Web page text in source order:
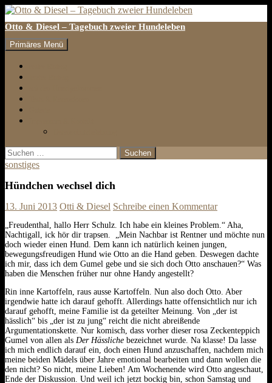
Otto & Diesel – Tagebuch zweier Hundeleben
Suchen
Primäres Menü
Inhalt
Suchen
nach:
sonstiges
Hündchen wechsel dich
13. Juni 2013 Otti & Diesel Schreibe einen Kommentar
„Freudenthal, hallo Herr Schulz. Ich habe ein kleines Problem.“ Aha,
Nachtigall, ick hör dir trapsen. „Mein Nachbar ist Rentner und möchte nun
doch wieder einen Hund. Dem kann ich natürlich keinen jungen,
bewegungsfreudigen Hund wie Otto an die Hand geben. Deswegen dachte
ich mir, dass ich dem Gumel gebe und sie sich doch Otto anschauen?“ Was
haben die Menschen früher nur ohne Handy angestellt?
Rin inne Kartoffeln, raus ausse Kartoffeln. Nun also doch Otto. Aber
irgendwie hatte ich darauf gehofft. Allerdings hatte offensichtlich nur ich
darauf gehofft, meine Familie ist da geteilter Meinung. Von „der ist
hässlich“ bis „der ist zu jung“ reicht die nicht abreißende
Argumentationskette. Nur komisch, dass vorher dieser rosa Zeckenteppich
Gumel von allen als Der Hässliche bezeichnet wurde. Na klasse! Da lasse
ich mich endlich darauf ein, doch einen Hund anzuschaffen, nachdem mich
meine beiden Mädels über Jahre emotional bearbeiten und dann wollen die
den nicht? So nicht, meine Lieben! Am Wochenende wird Otto angeschaut,
Ende der Diskussion. Und weil ich jetzt bockig bin, schon Samstag und